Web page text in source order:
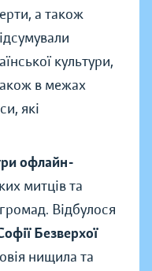
а також
культури,
в межах
які
офлайн-
митців та
Відбулося
Безверхої
нищила та